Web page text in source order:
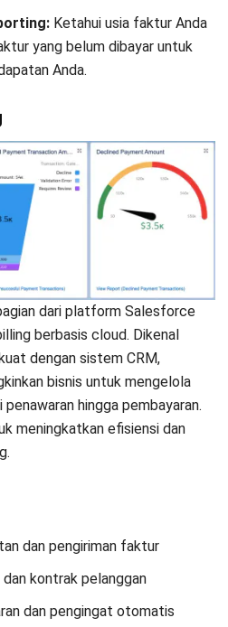
Billing Software
software?
dan invoice?